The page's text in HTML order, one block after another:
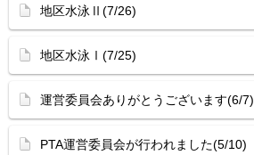
地区水泳Ⅱ(7/26)
地区水泳Ⅰ(7/25)
運営委員会ありがとうございます(6/7)
PTA運営委員会が行われました(5/10)